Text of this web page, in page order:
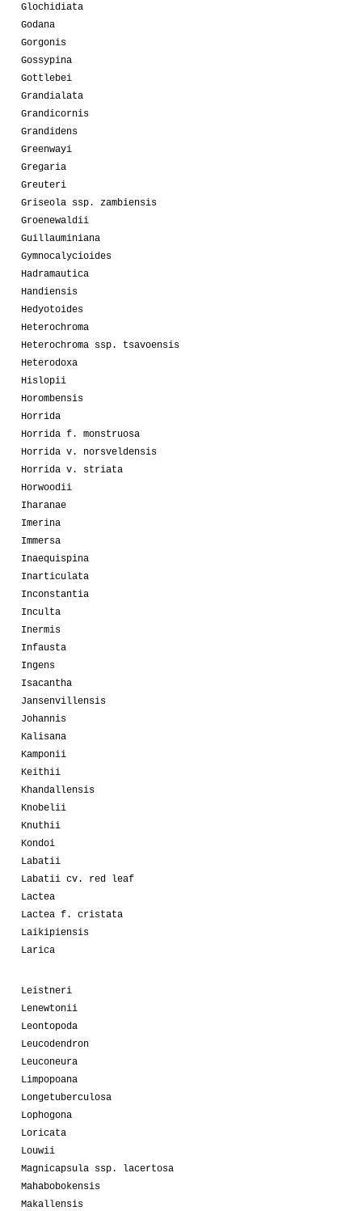
Glochidiata
Godana
Gorgonis
Gossypina
Gottlebei
Grandialata
Grandicornis
Grandidens
Greenwayi
Gregaria
Greuteri
Griseola ssp. zambiensis
Groenewaldii
Guillauminiana
Gymnocalycioides
Hadramautica
Handiensis
Hedyotoides
Heterochroma
Heterochroma ssp. tsavoensis
Heterodoxa
Hislopii
Horombensis
Horrida
Horrida f. monstruosa
Horrida v. norsveldensis
Horrida v. striata
Horwoodii
Iharanae
Imerina
Immersa
Inaequispina
Inarticulata
Inconstantia
Inculta
Inermis
Infausta
Ingens
Isacantha
Jansenvillensis
Johannis
Kalisana
Kamponii
Keithii
Khandallensis
Knobelii
Knuthii
Kondoi
Labatii
Labatii cv. red leaf
Lactea
Lactea f. cristata
Laikipiensis
Larica
Leistneri
Lenewtonii
Leontopoda
Leucodendron
Leuconeura
Limpopoana
Longetuberculosa
Lophogona
Loricata
Louwii
Magnicapsula ssp. lacertosa
Mahabobokensis
Makallensis